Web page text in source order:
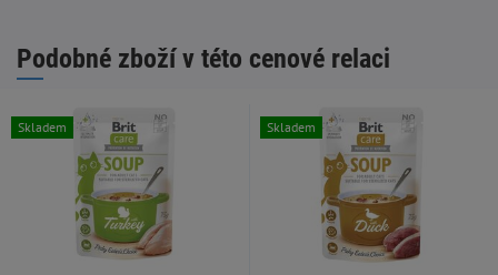
Podobné zboží v této cenové relaci
Skladem Skladem